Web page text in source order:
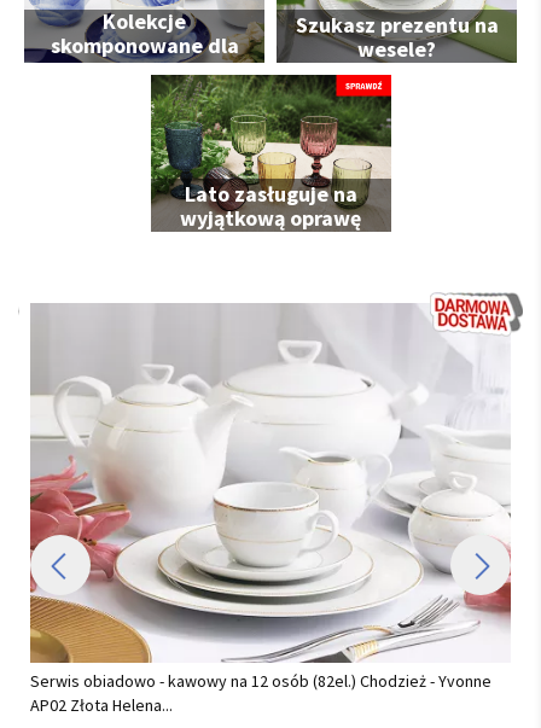
Kolekcje
skomponowane dla
Ciebie
Szukasz prezentu na
wesele?
Lato zasługuje na
wyjątkową oprawę
Serwis obiadowy na 12 osób (44 el) Chodzież - Akcent C000 BIAŁY
(TG18) BW...